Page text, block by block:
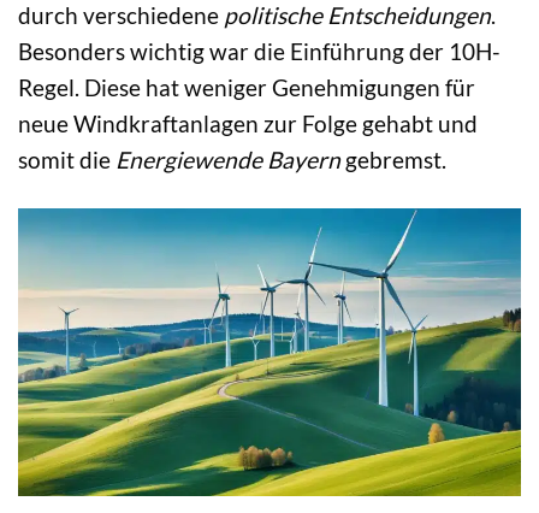
durch verschiedene politische Entscheidungen.
Besonders wichtig war die Einführung der 10H-
Regel. Diese hat weniger Genehmigungen für
neue Windkraftanlagen zur Folge gehabt und
somit die Energiewende Bayerngebremst.